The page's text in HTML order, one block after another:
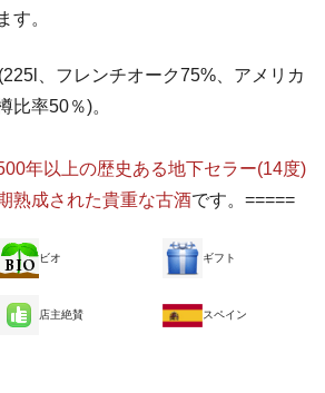
す。
、フレンチオーク75%、アメリカ
比率50％)。
年以上の歴史ある地下セラー(14度)
熟成された貴重な古酒です。=====
ビオ ギフト
店主絶賛 スペイン